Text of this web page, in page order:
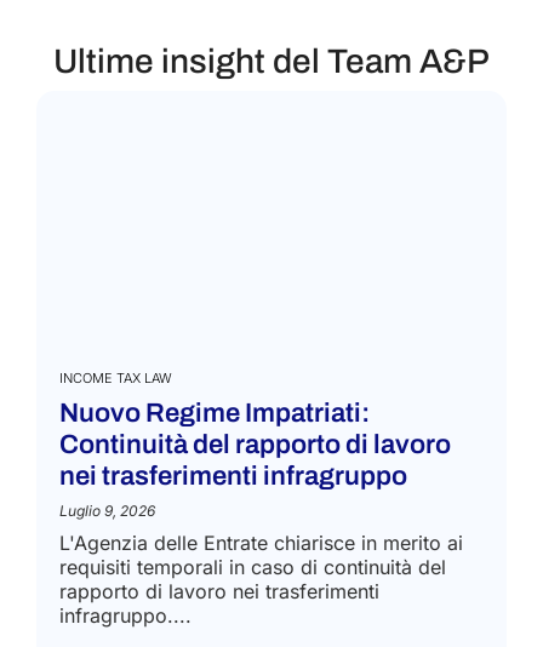
Ultime insight del Team A&P
INCOME TAX LAW
Nuovo Regime Impatriati:
Continuità del rapporto di lavoro
nei trasferimenti infragruppo
Luglio 9, 2026
L'Agenzia delle Entrate chiarisce in merito ai
requisiti temporali in caso di continuità del
rapporto di lavoro nei trasferimenti
infragruppo....